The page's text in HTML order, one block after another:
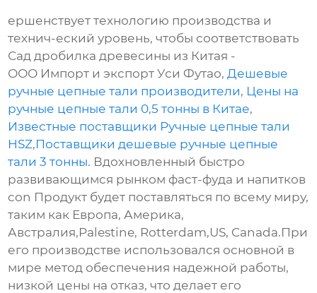
ершенствует технологию производства и
технич-еский уровень, чтобы соответствовать
Сад дробилка древесины из Китая -
ООО Импорт и экспорт Уси Футао, Дешевые
ручные цепные тали производители, Цены на
ручные цепные тали 0,5 тонны в Китае,
Известные поставщики Ручные цепные тали
HSZ,Поставщики дешевые ручные цепные
тали 3 тонны. Вдохновленный быстро
развивающимся рынком фаст-фуда и напитков
con Продукт будет поставляться по всему миру,
таким как Европа, Америка,
Австралия,Palestine, Rotterdam,US, Canada.При
его производстве использовался основной в
мире метод обеспечения надежной работы,
низкой цены на отказ, что делает его